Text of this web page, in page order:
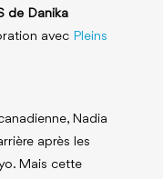
de Danika
avec Pleins
Nadia
après les
Mais cette